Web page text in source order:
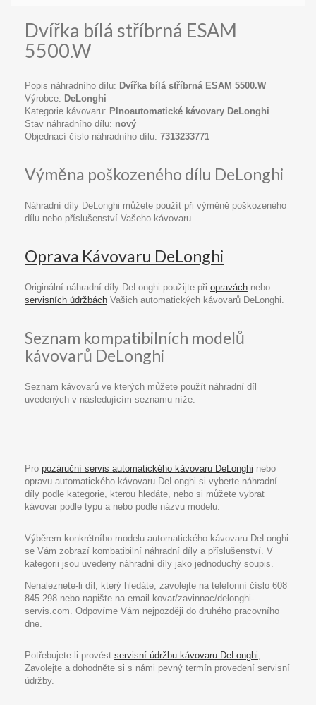
Dvířka bílá stříbrná ESAM
5500.W
Popis náhradního dílu: Dvířka bílá stříbrná ESAM 5500.W
Výrobce: DeLonghi
Kategorie kávovaru: Plnoautomatické kávovary DeLonghi
Stav náhradního dílu: nový
Objednací číslo náhradního dílu: 7313233771
Výměna poškozeného dílu DeLonghi
Náhradní díly DeLonghi můžete použít při výměně poškozeného
dílu nebo příslušenství Vašeho kávovaru.
Oprava Kávovaru DeLonghi
Originální náhradní díly DeLonghi použijte při opravách nebo
servisních údržbách Vašich automatických kávovarů DeLonghi.
Seznam kompatibilních modelů
kávovarů DeLonghi
Seznam kávovarů ve kterých můžete použít náhradní díl
uvedených v následujícím seznamu níže:
Pro pozáruční servis automatického kávovaru DeLonghi nebo
opravu automatického kávovaru DeLonghi si vyberte náhradní
díly podle kategorie, kterou hledáte, nebo si můžete vybrat
kávovar podle typu a nebo podle názvu modelu.
Výběrem konkrétního modelu automatického kávovaru DeLonghi
se Vám zobrazí kombatibilní náhradní díly a příslušenství. V
kategorii jsou uvedeny náhradní díly jako jednoduchý soupis.
Nenaleznete-li díl, který hledáte, zavolejte na telefonní číslo 608
845 298 nebo napište na email kovar/zavinnac/delonghi-
servis.com. Odpovíme Vám nejpozději do druhého pracovního
dne.
Potřebujete-li provést servisní údržbu kávovaru DeLonghi,
Zavolejte a dohodněte si s námi pevný termín provedení servisní
údržby.